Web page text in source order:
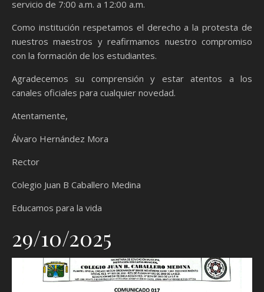
servicio de 7:00 a.m. a 12:00 a.m.
Como institución respetamos el derecho a la protesta de
nuestros maestros y reafirmamos nuestro compromiso
con la formación de los estudiantes.
Agradecemos su comprensión y estar atentos a los
canales oficiales para cualquier novedad.
Atentamente,
Álvaro Hernández Mora
Rector
Colegio Juan B Caballero Medina
Educamos para la vida
29/10/2025